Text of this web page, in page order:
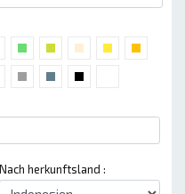
Nach herkunftsland :